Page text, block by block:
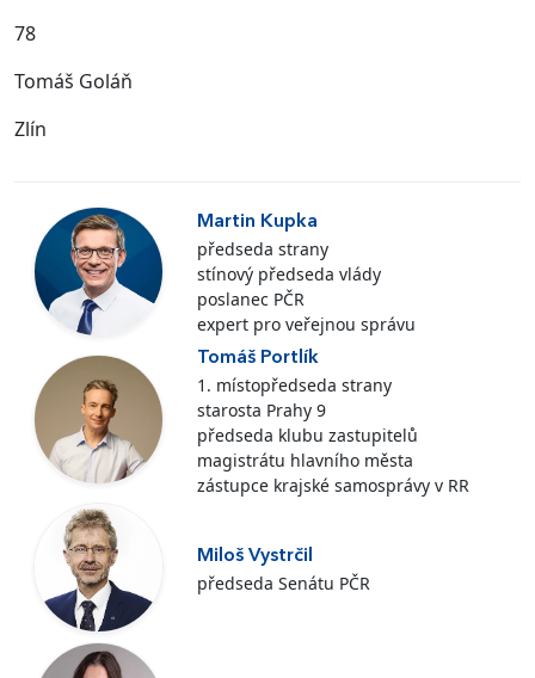
78
Tomáš Goláň
Zlín
Martin Kupka
předseda strany
stínový předseda vlády
poslanec PČR
expert pro veřejnou správu
Tomáš Portlík
1. místopředseda strany
starosta Prahy 9
předseda klubu zastupitelů
magistrátu hlavního města
zástupce krajské samosprávy v RR
Miloš Vystrčil
předseda Senátu PČR